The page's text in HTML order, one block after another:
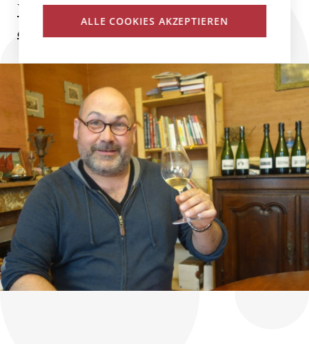
Weitere Champagner und Schaumweine
des Produzenten
ALLE COOKIES AKZEPTIEREN